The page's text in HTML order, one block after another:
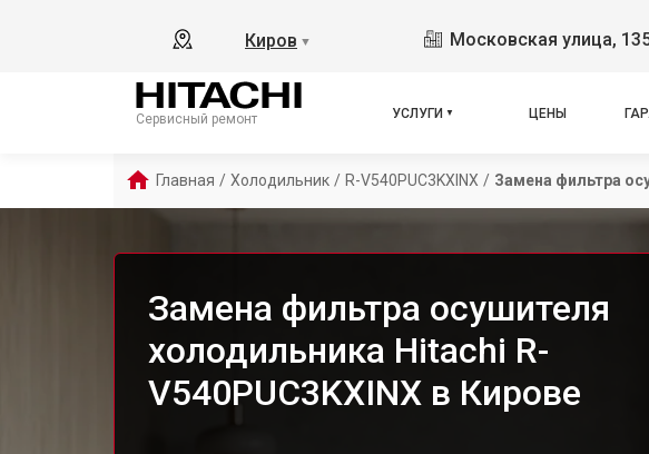
Киров ▼ Московская улица,
Сервисный ремонт УСЛУГИ ЦЕНЫ
Главная / Холодильник / R-V540PUC3KXINX / Замена фильтра
Замена фильтра осушителя
холодильника Hitachi R-
V540PUC3KXINX в Кирове